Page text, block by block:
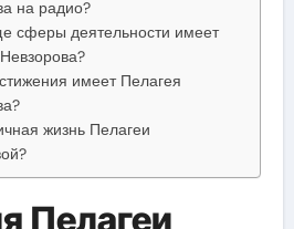
на радио?
сферы деятельности имеет
имеет Пелагея
жизнь Пелагеи
Пелагеи